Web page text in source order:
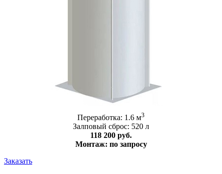
Переработка: 1.6 м3
Залповый сброс: 520 л
118 200 руб.
Монтаж: по запросу
Заказать